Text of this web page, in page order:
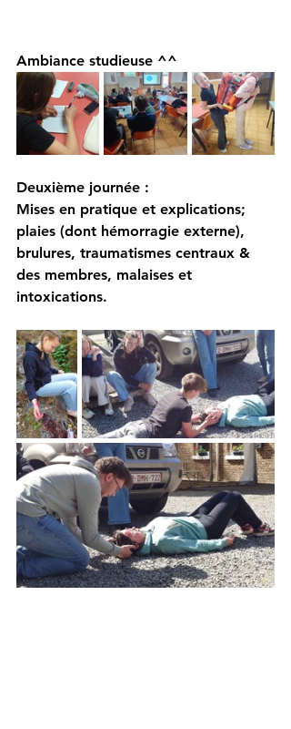
Ambiance studieuse ^^
Deuxième journée :
Mises en pratique et explications;
plaies (dont hémorragie externe),
brulures, traumatismes centraux &
des membres, malaises et
intoxications.